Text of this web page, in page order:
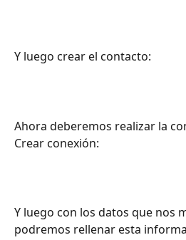
Y luego crear el contacto:
Ahora deberemos realizar la
Crear conexión:
Y luego con los datos que nos
podremos rellenar esta